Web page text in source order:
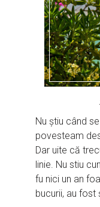
Nu știu când
povesteam
Dar uite că
linie. Nu stiu
fu nici un an
bucurii, au fost